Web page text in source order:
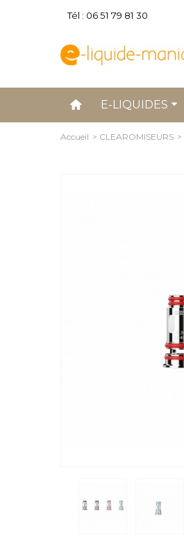
Tél : 06 51 79 81 30
E-LIQUIDES
Accueil > CLEAROMISEURS >